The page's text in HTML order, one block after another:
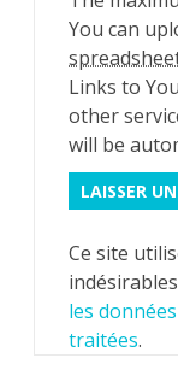
You can
Links to
other
will be
Ce site
les
traitées.